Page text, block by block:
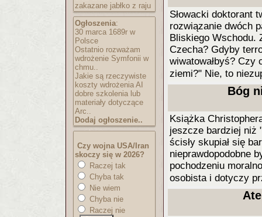
zakazane jabłko z raju
Ogłoszenia:
30 marca 1689r w
Polsce
Ostatnio rozważam
wdrożenie Symfonii w
chmu..
Jakie są rzeczywiste
koszty wdrożenia AI
dobre szkolenia lub
materiały dotyczące
Arc..
Dodaj ogłoszenie..
Czy wojna USA/Iran
skoczy się w 2026?
Raczej tak
Chyba tak
Nie wiem
Chyba nie
Raczej nie
Słowacki doktorant
rozwiązanie dwóch
Bliskiego Wschodu.
Czecha? Gdyby
wiwatowałbyś? Czy
ziemi?" Nie, to
Bóg
Książka
jeszcze bardziej niż
ścisły skupiał się
nieprawdopodobne
pochodzeniu
osobista i dotyczy